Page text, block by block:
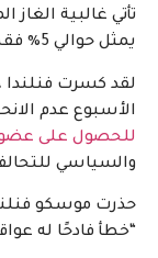
تأتي غالبية
يمثل حوالي 5٪ فقط من استهلاكها السنوي من الطاقة.
لقد كسرت فنلندا
الأسبوع عدم
للحصول على
والسياسي
حذرت موسكو
“خطأ فادحًا له